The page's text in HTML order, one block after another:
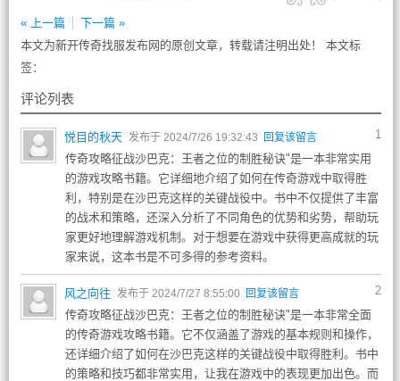
« 上一篇
下一篇 »
本文为新开传奇找服发布网的原创文章，转载请注明出处！ 本文标
签：
评论列表
1
悦目的秋天 发布于 2024/7/26 19:32:43 回复该留言
传奇攻略征战沙巴克：王者之位的制胜秘诀"是一本非常实用
的游戏攻略书籍。它详细地介绍了如何在传奇游戏中取得胜
利，特别是在沙巴克这样的关键战役中。书中不仅提供了丰富
的战术和策略，还深入分析了不同角色的优势和劣势，帮助玩
家更好地理解游戏机制。对于想要在游戏中获得更高成就的玩
家来说，这本书是不可多得的参考资料。
2
风之向往 发布于 2024/7/27 8:55:00 回复该留言
传奇攻略征战沙巴克：王者之位的制胜秘诀"是一本非常全面
的传奇游戏攻略书籍。它不仅涵盖了游戏的基本规则和操作，
还详细介绍了如何在沙巴克这样的关键战役中取得胜利。书中
的策略和技巧都非常实用，让我在游戏中的表现更加出色。而